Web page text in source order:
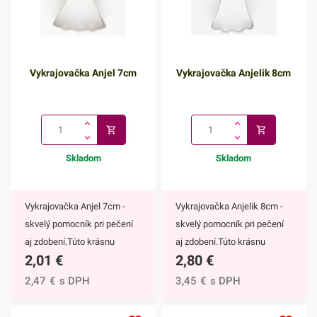
svojich blízkych špeciálnym dezertom, naše
vykrajovačky vám pomôžu vytvoriť perfektné a
Vykrajovačka Anjel 7cm
Skladom
Vykrajovačka Anjel 7cm -
skvelý pomocník pri pečení
aj zdobení.Túto krásnu
vykrajovačku z
nehrdzavejúcej ocele môžete
2,01 €
2,47 € s DPH
Vykrajovačka Anjelik 8cm
Skladom
Vykrajovačka Anjelik 8cm -
skvelý pomocník pri pečení
aj zdobení.Túto krásnu
vykrajovačku z
nehrdzavejúcej ocele môžete
2,80 €
3,45 € s DPH